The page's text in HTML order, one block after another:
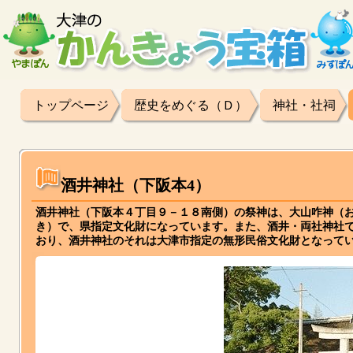
トップページ 歴史をめぐる（Ｄ） 神社・社祠
酒井神社（下阪本4）
酒井神社（下阪本４丁目９－１８南側）の祭神は、大山咋神
き）で、県指定文化財になっています。また、酒井・両社神
おり、酒井神社のそれは大津市指定の無形民俗文化財となって